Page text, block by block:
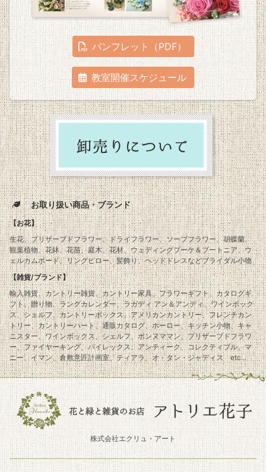
パンフレット（PDF）
教室開催スケジュール
お取り扱い商品・ブランド
【お花】
生花、プリザーブドフラワー、ドライフラワー、ソープフラワー、胡蝶蘭、
観葉植物、花鉢、花苗、庭木、花材、ウェディングブーケ＆ブートニア、ウ
ェルカムボード、リングピロー、髪飾り、ヘッドドレスなどブライダル小物
【雑貨/ブランド】
輸入雑貨、カントリー雑貨、カントリー家具、フラワーギフト、カタログギ
フト、贈り物、ラングカレンダー、ラガディ アン＆アンディ、ワインボック
ス、シェルフ、カントリーボックス、アメリカンカントリー、フレンチカン
トリー、カントリーハート、通販カタログ、ホーロー、キッチン小物、キャ
ニスター、ワインボックス、シェルフ、ボンヌママン、プリザーブドフラワ
ー、ファイヤーキング、パイレックス、アンティーク、コレクティブル、マ
ニー、イマン、倉敷意匠計画室、ティアラ、オ・タン・ジャディス etc...
株式会社エクリュ・アート